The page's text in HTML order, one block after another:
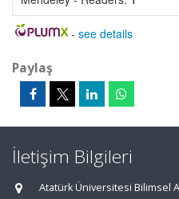
- see details
Paylaş
İletişim Bilgileri
Atatürk Üniversitesi Bilimsel